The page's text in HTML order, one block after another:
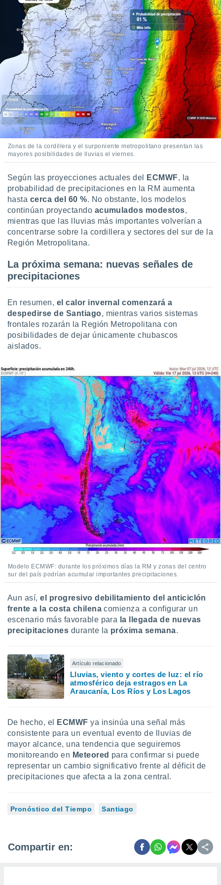
Zonas de la cordillera y el surponiente metropolitano presentan las
mayores posibilidades de lluvias el viernes.
Según las proyecciones actuales del ECMWF, la
probabilidad de precipitaciones en la RM aumenta
hasta cerca del 60 %. No obstante, los modelos
continúan proyectando acumulados modestos,
mientras que las lluvias más importantes volverían a
concentrarse sobre la cordillera y sectores del sur de la
Región Metropolitana.
La próxima semana: nuevas señales de
precipitaciones
En resumen, el calor invernal comenzará a
despedirse de Santiago, mientras varios sistemas
frontales rozarán la Región Metropolitana con
posibilidades de dejar únicamente chubascos
aislados.
Modelo ECMWF: durante los próximos días la RM y zonas del centro
sur del país podrían acumular importantes precipitaciones.
Aun así,el progresivo debilitamiento del anticiclón
frente a la costa chilena comienza a configurar un
escenario más favorable para la llegada de nuevas
precipitaciones durante la próxima semana.
Artículo relacionado
Lluvias, viento y cortes de luz: el río
atmosférico deja estragos en La
Araucanía, Los Ríos y Los Lagos
De hecho, el ECMWF ya insinúa una señal más
consistente para un eventual evento de lluvias de
mayor alcance, una tendencia que seguiremos
monitoreando en Meteored para confirmar si puede
representar un cambio significativo frente al déficit de
precipitaciones que afecta a la zona central.
Pronóstico del Tiempo Santiago
Compartir en: